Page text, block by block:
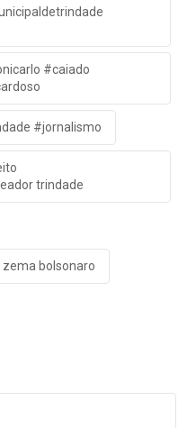
#caiado
#jornalismo
trindade
bolsonaro